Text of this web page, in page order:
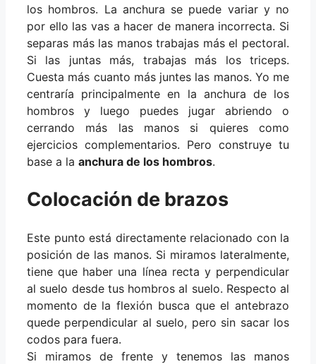
los hombros. La anchura se puede variar y no
por ello las vas a hacer de manera incorrecta. Si
separas más las manos trabajas más el pectoral.
Si las juntas más, trabajas más los triceps.
Cuesta más cuanto más juntes las manos. Yo me
centraría principalmente en la anchura de los
hombros y luego puedes jugar abriendo o
cerrando más las manos si quieres como
ejercicios complementarios. Pero construye tu
base a la anchura de los hombros.
Colocación de brazos
Este punto está directamente relacionado con la
posición de las manos. Si miramos lateralmente,
tiene que haber una línea recta y perpendicular
al suelo desde tus hombros al suelo. Respecto al
momento de la flexión busca que el antebrazo
quede perpendicular al suelo, pero sin sacar los
codos para fuera.
Si miramos de frente y tenemos las manos